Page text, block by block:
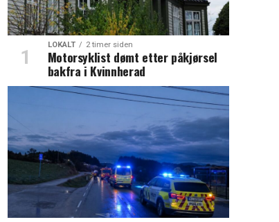
LOKALT 2 timer siden
Motorsyklist dømt etter påkjørsel
bakfra i Kvinnherad